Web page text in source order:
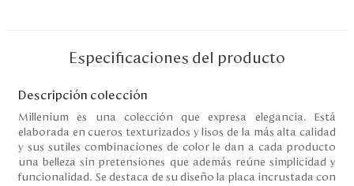
Mi cuenta
Blog
Servicio al cliente
Nuestras Tiendas
Especificaciones del producto
Descripción colección
Millenium es una colección que expresa elegancia. Está
elaborada en cueros texturizados y lisos de la más alta calidad
y sus sutiles combinaciones de color le dan a cada producto
una belleza sin pretensiones que además reúne simplicidad y
funcionalidad. Se destaca de su diseño la placa incrustada con